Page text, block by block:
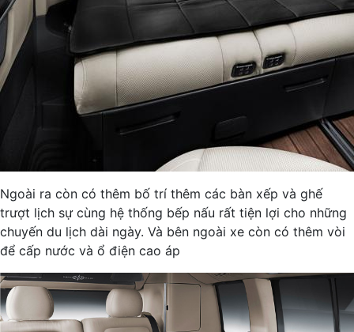
Ngoài ra còn có thêm bố trí thêm các bàn xếp và ghế
trượt lịch sự cùng hệ thống bếp nấu rất tiện lợi cho những
chuyến du lịch dài ngày. Và bên ngoài xe còn có thêm vòi
để cấp nước và ổ điện cao áp